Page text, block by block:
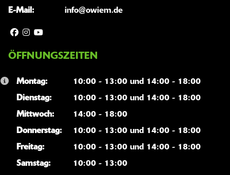
E-Mail:
info@owiem.de
ÖFFNUNGSZEITEN
Montag:
10:00 - 13:00 und 14:00 - 18:00
Dienstag:
10:00 - 13:00 und 14:00 - 18:00
Mittwoch:
14:00 - 18:00
Donnerstag:
10:00 - 13:00 und 14:00 - 18:00
Freitag:
10:00 - 13:00 und 14:00 - 18:00
Samstag:
10:00 - 13:00